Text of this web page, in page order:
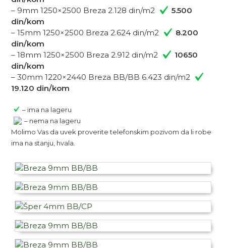
– 9mm 1250×2500 Breza 2.128 din/m2
5.500
din/kom
– 15mm 1250×2500 Breza 2.624 din/m2
8.200
din/kom
– 18mm 1250×2500 Breza 2.912 din/m2
10650
din/kom
– 30mm 1220×2440 Breza BB/BB 6.423 din/m2
19.120 din/kom
– ima na lageru
– nema na lageru
Molimo Vas da uvek proverite telefonskim pozivom da li robe
ima na stanju, hvala.